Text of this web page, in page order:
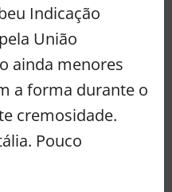
Indicação
União
ainda menores
a forma durante o
cremosidade.
Pouco